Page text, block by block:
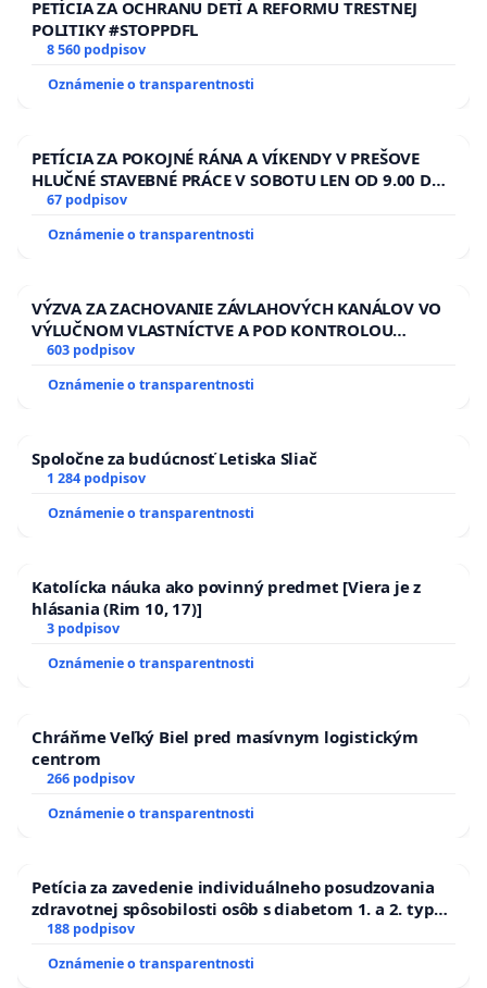
PETÍCIA ZA OCHRANU DETÍ A REFORMU TRESTNEJ
POLITIKY #STOPPDFL
8 560 podpisov
Oznámenie o transparentnosti
PETÍCIA ZA POKOJNÉ RÁNA A VÍKENDY V PREŠOVE
HLUČNÉ STAVEBNÉ PRÁCE V SOBOTU LEN OD 9.00 DO
13.00 HOD., CEZ PRACOVNÝ TÝŽDEŇ CIEĽ 8.00 – 18.00
HOD. A PRAVIDELNÁ KONTROLA STAVBY C-AREA NA
ĎUMBIERSKEJ/MAGU
67 podpisov
Oznámenie o transparentnosti
VÝZVA ZA ZACHOVANIE ZÁVLAHOVÝCH KANÁLOV VO
VÝLUČNOM VLASTNÍCTVE A POD KONTROLOU
SLOVENSKEJ REPUBLIKY & žiadosť na riešenie
zanedbaného stavu závlahových a odvodňovacích
kanálov na Slovensku
603 podpisov
Oznámenie o transparentnosti
Spoločne za budúcnosť Letiska Sliač
1 284 podpisov
Oznámenie o transparentnosti
Katolícka náuka ako povinný predmet [Viera je z
hlásania (Rim 10, 17)]
3 podpisov
Oznámenie o transparentnosti
Chráňme Veľký Biel pred masívnym logistickým
centrom
266 podpisov
Oznámenie o transparentnosti
Petícia za zavedenie individuálneho posudzovania
zdravotnej spôsobilosti osôb s diabetom 1. a 2. typu
pri prijímaní do Policajného zboru SR
188 podpisov
Oznámenie o transparentnosti